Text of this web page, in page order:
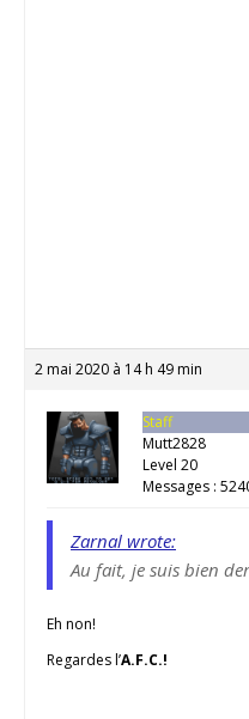
2 mai 2020 à 14 h 49 min
Staff
Mutt2828
Level 20
Messages :
Zarnal wrote:
Au fait, je suis bien
Eh non!
Regardes l’A.F.C.!